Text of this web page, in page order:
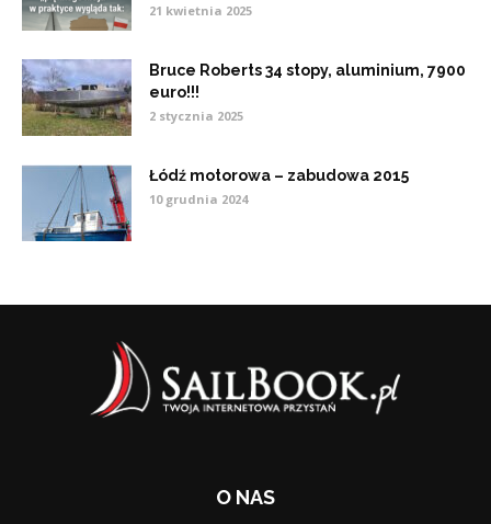
21 kwietnia 2025
Bruce Roberts 34 stopy, aluminium, 7900
euro!!!
2 stycznia 2025
Łódź motorowa – zabudowa 2015
10 grudnia 2024
O NAS